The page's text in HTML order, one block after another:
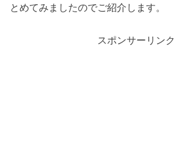
とめてみましたのでご紹介します。
スポンサーリンク